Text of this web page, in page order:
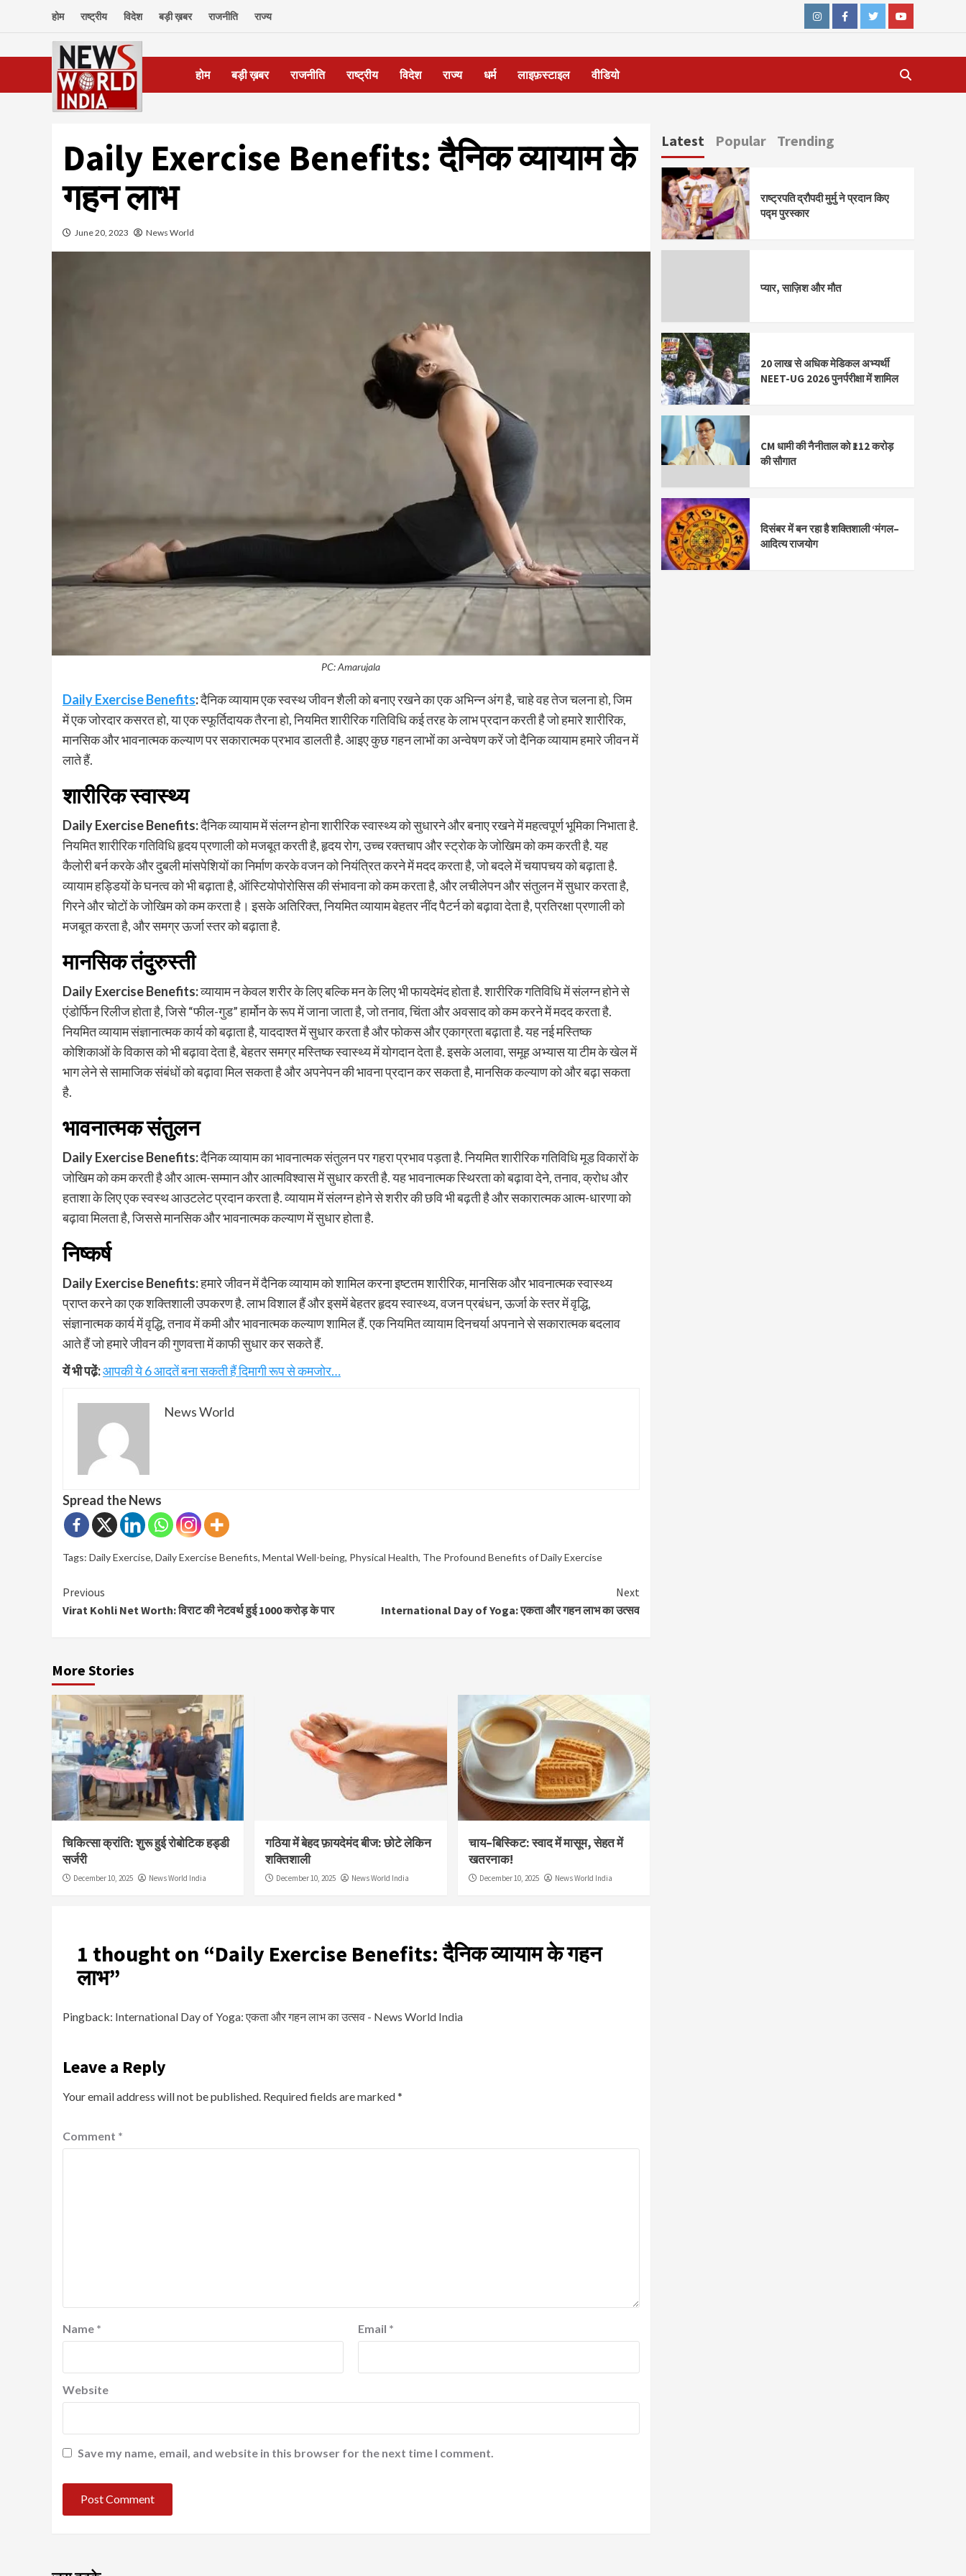
होम राष्ट्रीय विदेश बड़ी ख़बर राजनीति राज्य
InstagramFacebookTwitterYoutube
होम बड़ी ख़बर राजनीति राष्ट्रीय विदेश राज्य धर्म लाइफ़स्टाइल वीडियो
Daily Exercise Benefits: दैनिक व्यायाम के
गहन लाभ
June 20, 2023 News World
PC: Amarujala
Daily Exercise Benefits:दैनिक व्यायाम एक स्वस्थ जीवन शैली को बनाए रखने का एक अभिन्न अंग है, चाहे वह तेज चलना हो, जिम
में एक जोरदार कसरत हो, या एक स्फूर्तिदायक तैरना हो, नियमित शारीरिक गतिविधि कई तरह के लाभ प्रदान करती है जो हमारे शारीरिक,
मानसिक और भावनात्मक कल्याण पर सकारात्मक प्रभाव डालती है. आइए कुछ गहन लाभों का अन्वेषण करें जो दैनिक व्यायाम हमारे जीवन में
लाते हैं.
शारीरिक स्वास्थ्य
Daily Exercise Benefits:दैनिक व्यायाम में संलग्न होना शारीरिक स्वास्थ्य को सुधारने और बनाए रखने में महत्वपूर्ण भूमिका निभाता है.
नियमित शारीरिक गतिविधि हृदय प्रणाली को मजबूत करती है, हृदय रोग, उच्च रक्तचाप और स्ट्रोक के जोखिम को कम करती है. यह
कैलोरी बर्न करके और दुबली मांसपेशियों का निर्माण करके वजन को नियंत्रित करने में मदद करता है, जो बदले में चयापचय को बढ़ाता है.
व्यायाम हड्डियों के घनत्व को भी बढ़ाता है, ऑस्टियोपोरोसिस की संभावना को कम करता है, और लचीलेपन और संतुलन में सुधार करता है,
गिरने और चोटों के जोखिम को कम करता है। इसके अतिरिक्त, नियमित व्यायाम बेहतर नींद पैटर्न को बढ़ावा देता है, प्रतिरक्षा प्रणाली को
मजबूत करता है, और समग्र ऊर्जा स्तर को बढ़ाता है.
मानसिक तंदुरुस्ती
Daily Exercise Benefits:व्यायाम न केवल शरीर के लिए बल्कि मन के लिए भी फायदेमंद होता है. शारीरिक गतिविधि में संलग्न होने से
एंडोर्फिन रिलीज होता है, जिसे “फील-गुड” हार्मोन के रूप में जाना जाता है, जो तनाव, चिंता और अवसाद को कम करने में मदद करता है.
नियमित व्यायाम संज्ञानात्मक कार्य को बढ़ाता है, याददाश्त में सुधार करता है और फोकस और एकाग्रता बढ़ाता है. यह नई मस्तिष्क
कोशिकाओं के विकास को भी बढ़ावा देता है, बेहतर समग्र मस्तिष्क स्वास्थ्य में योगदान देता है. इसके अलावा, समूह अभ्यास या टीम के खेल में
भाग लेने से सामाजिक संबंधों को बढ़ावा मिल सकता है और अपनेपन की भावना प्रदान कर सकता है, मानसिक कल्याण को और बढ़ा सकता
है.
भावनात्मक संतुलन
Daily Exercise Benefits:दैनिक व्यायाम का भावनात्मक संतुलन पर गहरा प्रभाव पड़ता है. नियमित शारीरिक गतिविधि मूड विकारों के
जोखिम को कम करती है और आत्म-सम्मान और आत्मविश्वास में सुधार करती है. यह भावनात्मक स्थिरता को बढ़ावा देने, तनाव, क्रोध और
हताशा के लिए एक स्वस्थ आउटलेट प्रदान करता है. व्यायाम में संलग्न होने से शरीर की छवि भी बढ़ती है और सकारात्मक आत्म-धारणा को
बढ़ावा मिलता है, जिससे मानसिक और भावनात्मक कल्याण में सुधार होता है.
निष्कर्ष
Daily Exercise Benefits:हमारे जीवन में दैनिक व्यायाम को शामिल करना इष्टतम शारीरिक, मानसिक और भावनात्मक स्वास्थ्य
प्राप्त करने का एक शक्तिशाली उपकरण है. लाभ विशाल हैं और इसमें बेहतर हृदय स्वास्थ्य, वजन प्रबंधन, ऊर्जा के स्तर में वृद्धि,
संज्ञानात्मक कार्य में वृद्धि, तनाव में कमी और भावनात्मक कल्याण शामिल हैं. एक नियमित व्यायाम दिनचर्या अपनाने से सकारात्मक बदलाव
आते हैं जो हमारे जीवन की गुणवत्ता में काफी सुधार कर सकते हैं.
यें भी पढे़ं:आपकी ये 6 आदतें बना सकती हैं दिमागी रूप से कमजोर…
News World
Spread the News
Tags: Daily Exercise, Daily Exercise Benefits, Mental Well-being, Physical Health, The Profound Benefits of Daily Exercise
Continue
Reading
Previous
Virat Kohli Net Worth: विराट की नेटवर्थ हुई 1000 करोड़ के पार
Next
International Day of Yoga: एकता और गहन लाभ का उत्सव
More Stories
चिकित्सा क्रांति: शुरू हुई रोबोटिक हड्डी
सर्जरी
December 10, 2025 News World India
गठिया में बेहद फ़ायदेमंद बीज: छोटे लेकिन
शक्तिशाली
December 10, 2025 News World India
चाय–बिस्किट: स्वाद में मासूम, सेहत में
खतरनाक!
December 10, 2025 News World India
1 thought on “Daily Exercise Benefits: दैनिक व्यायाम के गहन
लाभ”
Pingback: International Day of Yoga: एकता और गहन लाभ का उत्सव - News World India
Leave a Reply
Your email address will not be published. Required fields are marked*
Comment *
Name * Email *
Website
Save my name, email, and website in this browser for the next time I comment.
Latest Popular Trending
राष्ट्रपति द्रौपदी मुर्मु ने प्रदान किए
पद्म पुरस्कार
प्यार, साज़िश और मौत
20 लाख से अधिक मेडिकल अभ्यर्थी
NEET-UG 2026 पुनर्परीक्षा में शामिल
CM धामी की नैनीताल को ₹112 करोड़
की सौगात
दिसंबर में बन रहा है शक्तिशाली ‘मंगल–
आदित्य राजयोग